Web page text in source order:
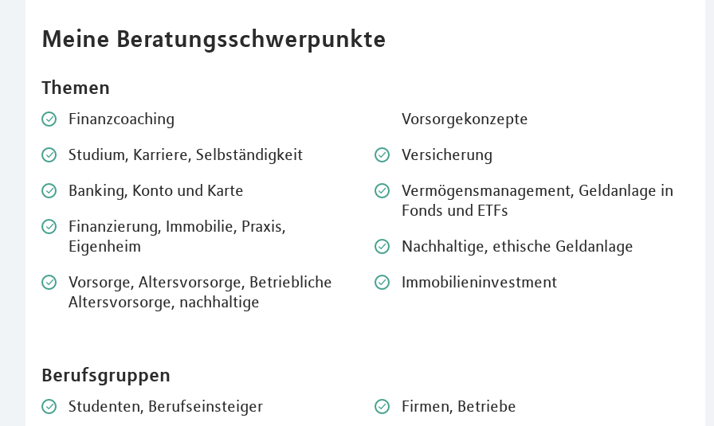
Meine Beratungsschwerpunkte
Themen
Finanzcoaching
Studium, Karriere, Selbständigkeit
Banking, Konto und Karte
Finanzierung, Immobilie, Praxis,
Eigenheim
Vorsorge, Altersvorsorge, Betriebliche
Altersvorsorge, nachhaltige
Vorsorgekonzepte
Versicherung
Vermögensmanagement, Geldanlage in
Fonds und ETFs
Nachhaltige, ethische Geldanlage
Immobilieninvestment
Berufsgruppen
Studenten, Berufseinsteiger
Firmen, Betriebe